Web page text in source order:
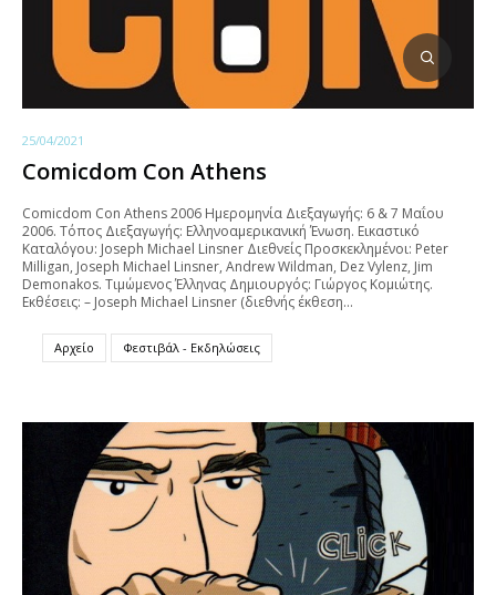
25/04/2021
Comicdom Con Athens
Comicdom Con Athens 2006 Ημερομηνία Διεξαγωγής: 6 & 7 Mαΐου
2006. Τόπος Διεξαγωγής: Ελληνοαμερικανική Ένωση. Εικαστικό
Καταλόγου: Joseph Michael Linsner Διεθνείς Προσκεκλημένοι: Peter
Milligan, Joseph Michael Linsner, Andrew Wildman, Dez Vylenz, Jim
Demonakos. Τιμώμενος Έλληνας Δημιουργός: Γιώργος Κομιώτης.
Εκθέσεις: – Joseph Michael Linsner (διεθνής έκθεση…
Αρχείο Φεστιβάλ - Εκδηλώσεις